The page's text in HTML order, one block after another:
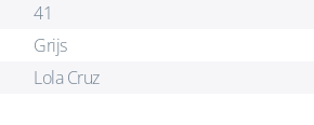
41
Grijs
Lola Cruz